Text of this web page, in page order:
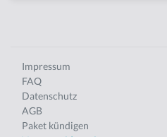
Impressum
FAQ
Datenschutz
AGB
Paket kündigen